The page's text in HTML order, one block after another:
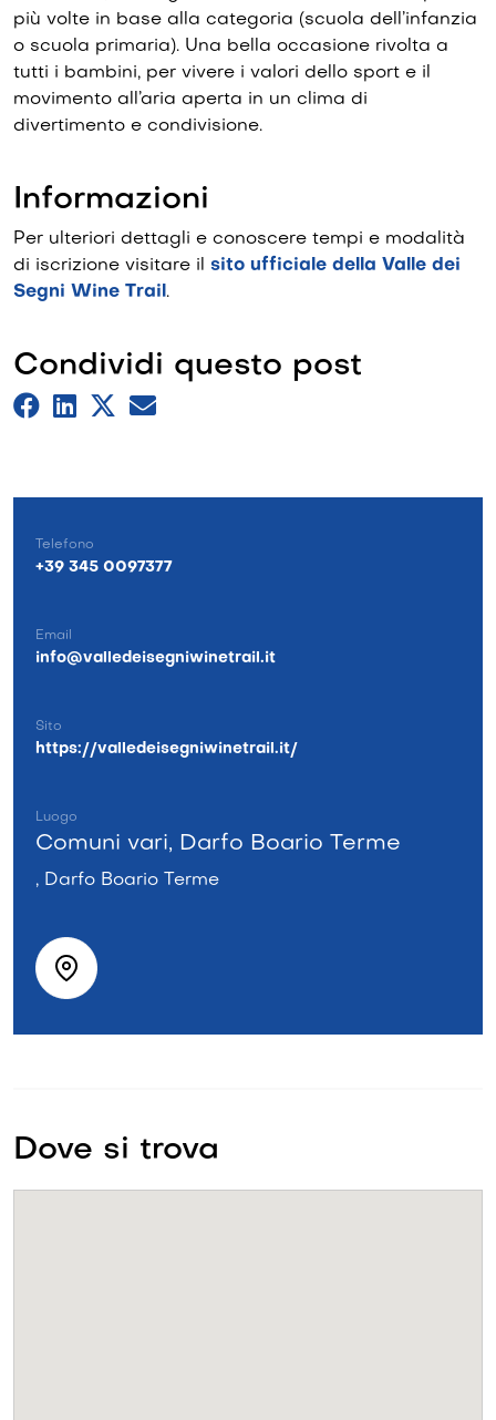
più volte in base alla categoria (scuola dell’infanzia
o scuola primaria). Una bella occasione rivolta a
tutti i bambini, per vivere i valori dello sport e il
movimento all’aria aperta in un clima di
divertimento e condivisione.
Informazioni
Per ulteriori dettagli e conoscere tempi e modalità
di iscrizione visitare il sito ufficiale della Valle dei
Segni Wine Trail.
Condividi questo post
Telefono
+39 345 0097377
Email
info@valledeisegniwinetrail.it
Sito
https://valledeisegniwinetrail.it/
Luogo
Comuni vari, Darfo Boario Terme
, Darfo Boario Terme
Dove si trova